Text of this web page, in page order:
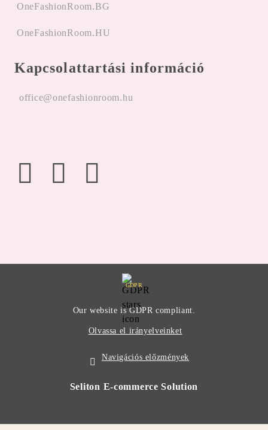
OneFashionRoom.BG
OneFashionRoom.HU
Kapcsolattartási információ
office@onefashionroom.hu
GDPR
Our website is GDPR compliant.
Olvassa el irányelveinket
Navigációs előzmények
Seliton E-commerce Solution